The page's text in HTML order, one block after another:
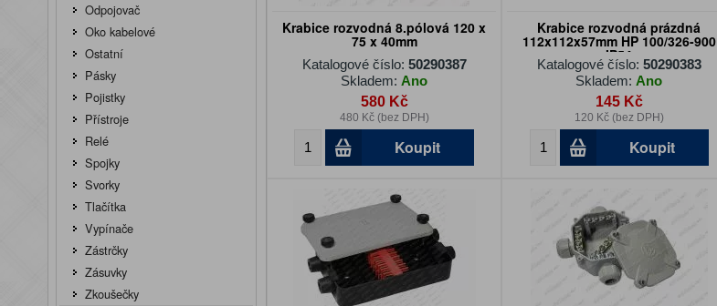
Odpojovač
Oko kabelové
Ostatní
Pásky
Pojistky
Přístroje
Relé
Spojky
Svorky
Tlačítka
Vypínače
Zástrčky
Zásuvky
Zkoušečky
Krabice rozvodná 8.pólová 120 x
75 x 40mm
Katalogové číslo: 50290387
Skladem: Ano
580 Kč
480 Kč (bez DPH)
Koupit
Krabice rozvodná prázdná
112x112x57mm HP 100/326-900
IP54
Katalogové číslo: 50290383
Skladem: Ano
145 Kč
120 Kč (bez DPH)
Koupit